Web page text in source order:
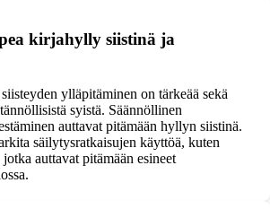
kirjahylly siistinä ja
ylläpitäminen on tärkeää sekä
syistä. Säännöllinen
auttavat pitämään hyllyn siistinä.
säilytysratkaisujen käyttöä, kuten
auttavat pitämään esineet